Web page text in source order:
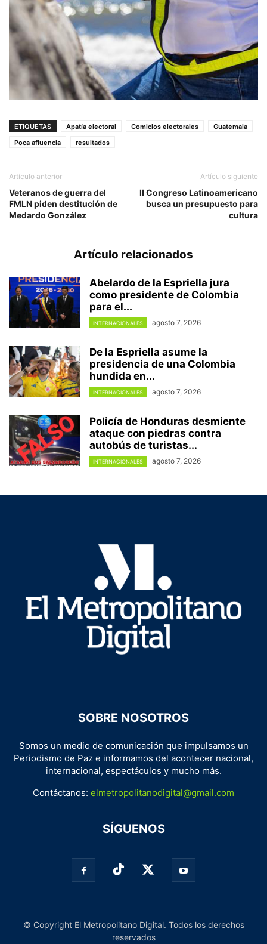
ETIQUETAS Apatía electoral Comicios electorales
Guatemala
Poca afluencia
resultados
Artículo anterior
Veteranos de guerra del
FMLN piden destitución de
Medardo González
Artículo siguiente
II Congreso Latinoamericano
busca un presupuesto para
cultura
Artículo relacionados
Abelardo de la Espriella jura
como presidente de Colombia
para el...
INTERNACIONALES agosto 7, 2026
De la Espriella asume la
presidencia de una Colombia
hundida en...
INTERNACIONALES agosto 7, 2026
Policía de Honduras desmiente
ataque con piedras contra
autobús de turistas...
INTERNACIONALES agosto 7, 2026
SOBRE NOSOTROS
Somos un medio de comunicación que impulsamos un
Periodismo de Paz e informamos del acontecer nacional,
internacional, espectáculos y mucho más.
Contáctanos: elmetropolitanodigital@gmail.com
SÍGUENOS
© Copyright El Metropolitano Digital. Todos los derechos
reservados